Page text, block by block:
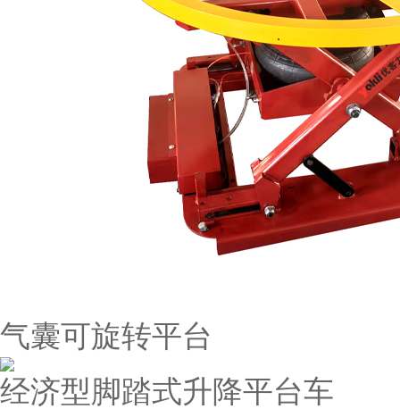
气囊可旋转平台
经济型脚踏式升降平台车